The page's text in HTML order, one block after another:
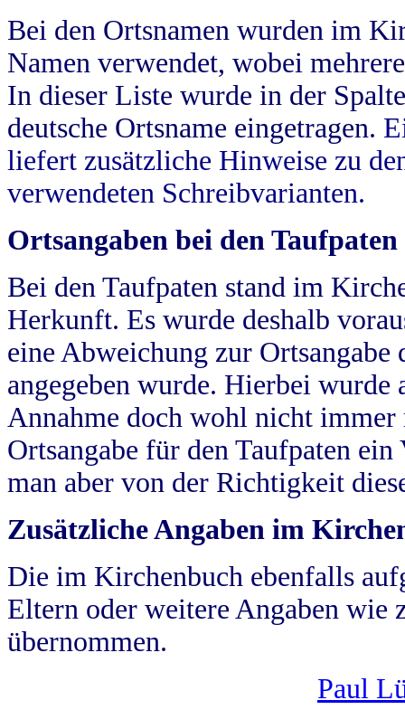
Bei den Ortsnamen wurden im
Namen verwendet, wobei
In dieser Liste wurde in der
deutsche Ortsname eingetragen.
liefert zusätzliche Hinweise zu
verwendeten Schreibvarianten.
Ortsangaben bei den Taufpaten
Bei den Taufpaten stand im
Herkunft. Es wurde deshalb
eine Abweichung zur
angegeben wurde. Hierbei wurde
Annahme doch wohl nicht
Ortsangabe für den Taufpaten
man aber von der Richtigkeit
Zusätzliche Angaben im
Die im Kirchenbuch ebenfalls
Eltern oder weitere Angaben wie
übernommen.
Paul